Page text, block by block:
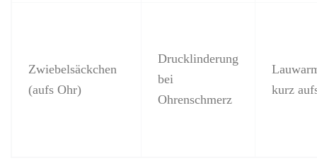
Zwiebelsäckchen
(aufs Ohr)
Drucklinderung
bei
Ohrenschmerz
kurz